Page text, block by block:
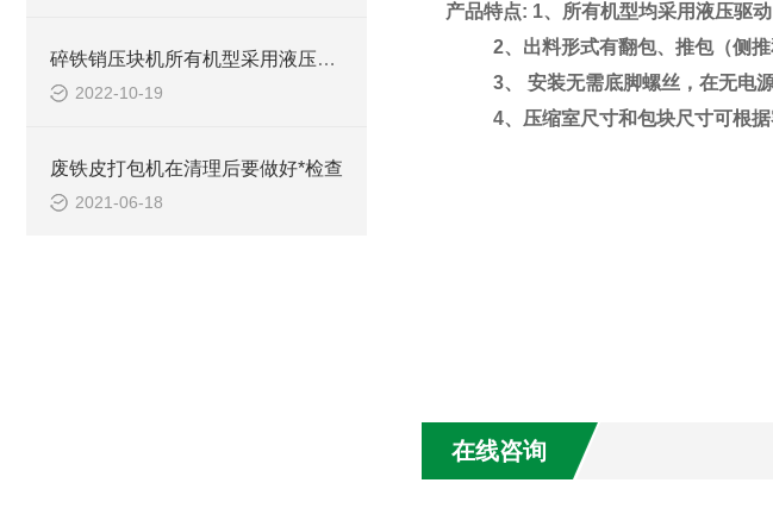
碎铁销压块机所有机型采用液压驱动，可选择手动操作或PLC自动控制
2022-10-19
废铁皮打包机在清理后要做好*检查
2021-06-18
产品特点: 1、所有机型均采用液压驱
2、出料形式有翻包、推包（侧推
3、 安装无需底脚螺丝，在无电源
4、压缩室尺寸和包块尺寸可根据
在线咨询